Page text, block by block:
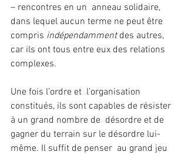
– rencontres en un  anneau solidaire,
dans lequel aucun terme ne peut être
compris indépendamment des autres,
car ils ont tous entre eux des relations
complexes.
Une fois l’ordre et  l’organisation
constitués, ils sont capables de résister
à un grand nombre de  désordre et de
gagner du terrain sur le désordre lui-
même. Il suffit de penser  au grand jeu